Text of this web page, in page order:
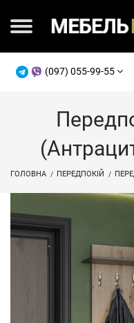
(097) 055-99-55
ГОЛОВНА ПЕРЕДПОКІЙ